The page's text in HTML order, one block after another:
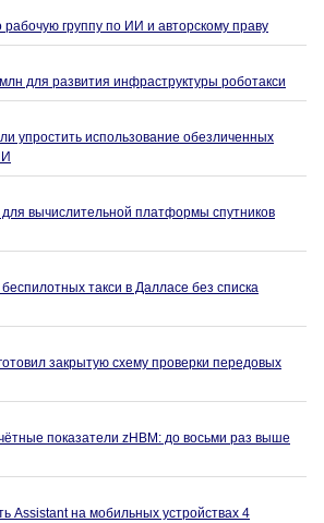
рабочую группу по ИИ и авторскому праву
для развития инфраструктуры роботакси
упростить использование обезличенных
вычислительной платформы спутников
такси в Далласе без списка
закрытую схему проверки передовых
показатели zHBM: до восьми раз выше
Assistant на мобильных устройствах 4